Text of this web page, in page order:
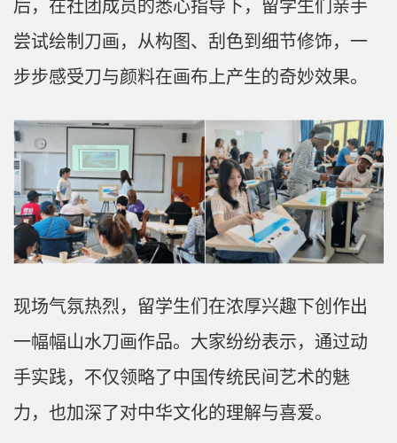
后，在社团成员的悉心指导下，留学生们亲手
尝试绘制刀画，从构图、刮色到细节修饰，一
步步感受刀与颜料在画布上产生的奇妙效果。
现场气氛热烈，留学生们在浓厚兴趣下创作出
一幅幅山水刀画作品。大家纷纷表示，通过动
手实践，不仅领略了中国传统民间艺术的魅
力，也加深了对中华文化的理解与喜爱。